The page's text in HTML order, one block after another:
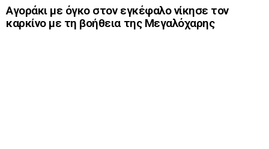
Αγοράκι με όγκο στον εγκέφαλο νίκησε τον
καρκίνο με τη βοήθεια της Μεγαλόχαρης